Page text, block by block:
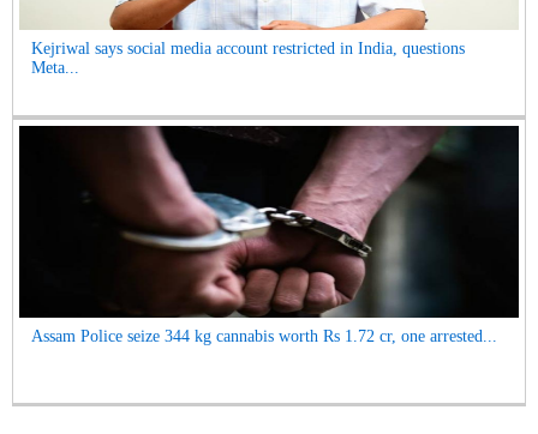
Kejriwal says social media account restricted in India, questions
Meta...
Assam Police seize 344 kg cannabis worth Rs 1.72 cr, one arrested...